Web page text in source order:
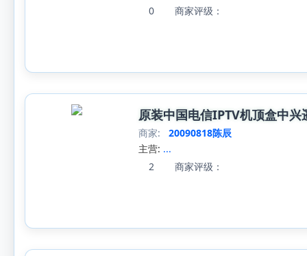
0
商家评级：
原装中国电信IPTV机顶盒中
商家:
20090818陈辰
主营: ...
2
商家评级：